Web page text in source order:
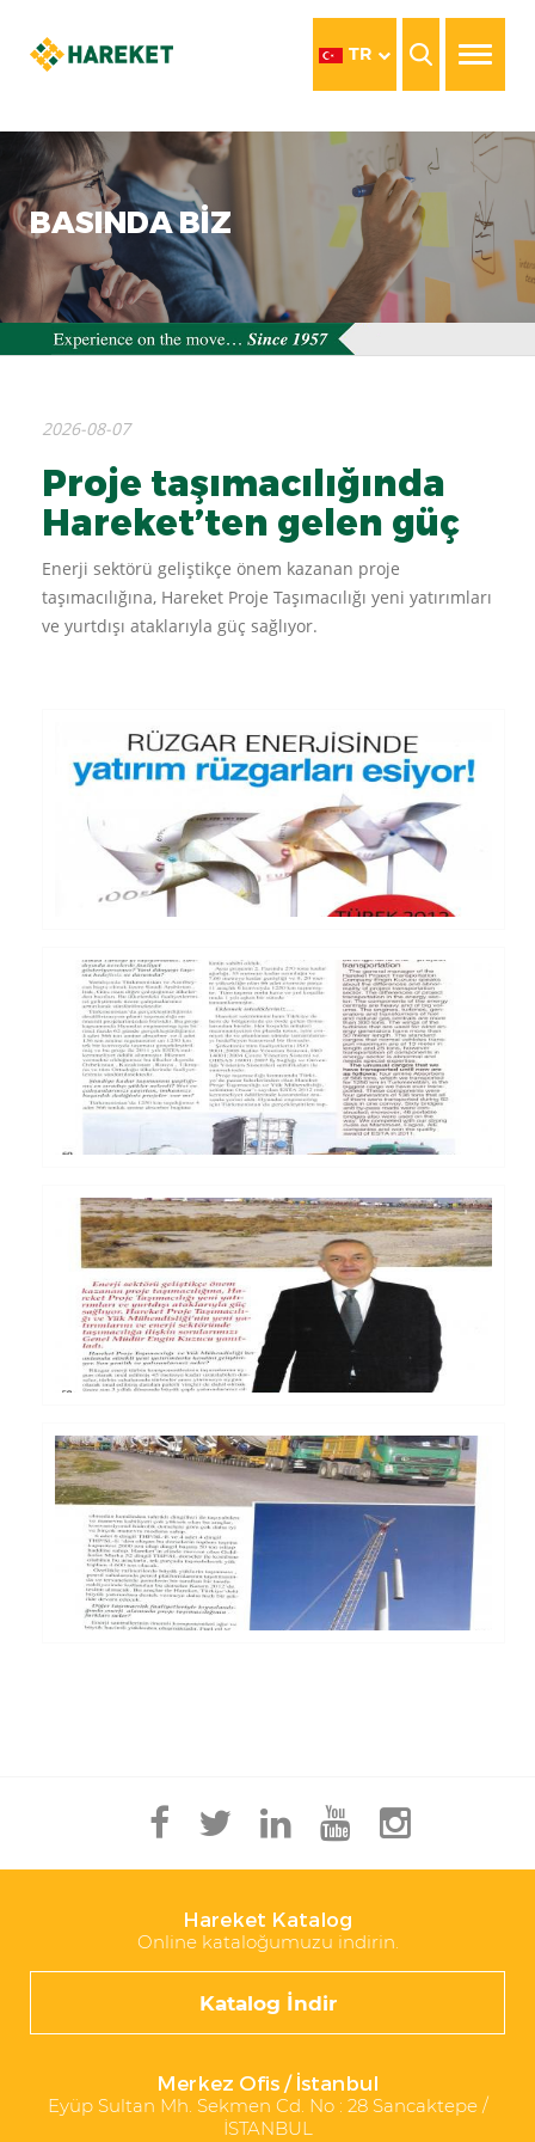
TR
BASINDA BİZ
2026-08-07
Proje taşımacılığında
Hareket’ten gelen güç
Enerji sektörü geliştikçe önem kazanan proje
taşımacılığına, Hareket Proje Taşımacılığı yeni yatırımları
ve yurtdışı ataklarıyla güç sağlıyor.
Hareket Katalog
Online kataloğumuzu indirin.
Katalog İndir
Merkez Ofis / İstanbul
Eyüp Sultan Mh. Sekmen Cd. No : 28 Sancaktepe /
İSTANBUL